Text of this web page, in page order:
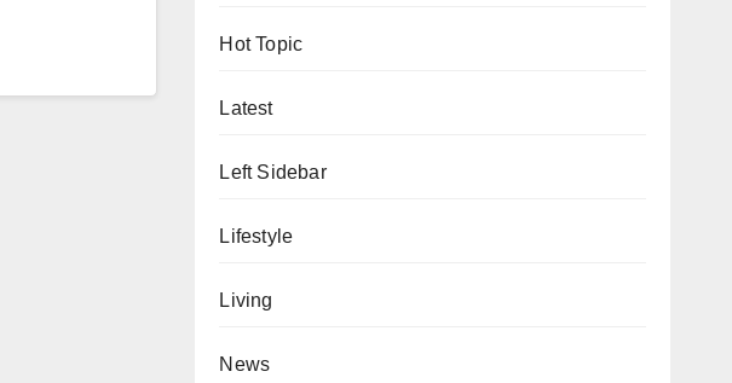
Hot Topic
Latest
Left Sidebar
Lifestyle
Living
News